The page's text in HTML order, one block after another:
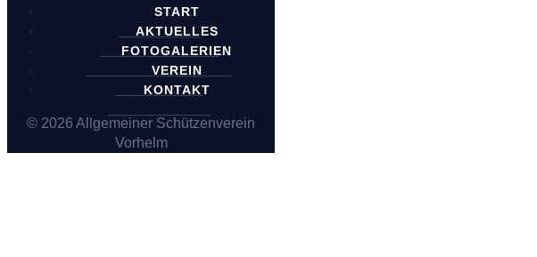
START
AKTUELLES
FOTOGALERIEN
VEREIN
KONTAKT
© 2026 Allgemeiner Schützenverein
Vorhelm